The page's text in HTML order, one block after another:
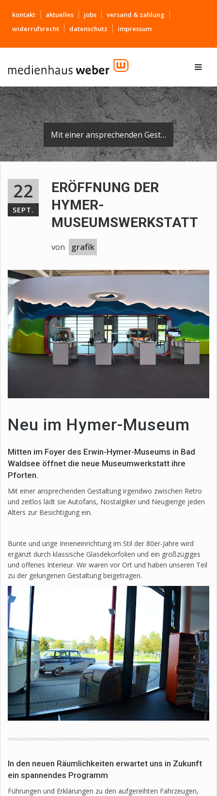
kontakt aktuelles jobs
versand & zahlung
widerrufsrecht
datenschutz impressum
Mit einer ansprechenden Gestaltung lädt sie Autofans, Nostalgiker und Neugierige jeden Alters zur Besichtigung ein.
22
SEPT.
ERÖFFNUNG DER
HYMER-
MUSEUMSWERKSTATT
von grafik
Neu im Hymer-Museum
Mitten im Foyer des Erwin-Hymer-Museums in Bad
Waldsee öffnet die neue Museumwerkstatt ihre
Pforten.
Mit einer ansprechenden Gestaltung irgendwo zwischen Retro
und zeitlos lädt sie Autofans, Nostalgiker und Neugierige jeden
Alters zur Besichtigung ein.
Bunte und urige Inneneinrichtung im Stil der 80er-Jahre wird
ergänzt durch klassische Glasdekorfolien und ein großzügiges
und offenes Interieur. Wir waren vor Ort und haben unseren Teil
zu der gelungenen Gestaltung beigetragen.
In den neuen Räumlichkeiten erwartet uns in Zukunft
ein spannendes Programm
Führungen und Erklärungen zu den aufgereihten Fahrzeugen,